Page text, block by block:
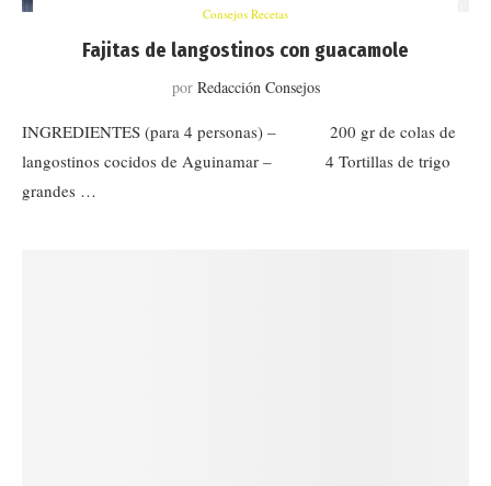
Consejos Recetas
Fajitas de langostinos con guacamole
por Redacción Consejos
INGREDIENTES (para 4 personas) – 200 gr de colas de
langostinos cocidos de Aguinamar – 4 Tortillas de trigo
grandes …